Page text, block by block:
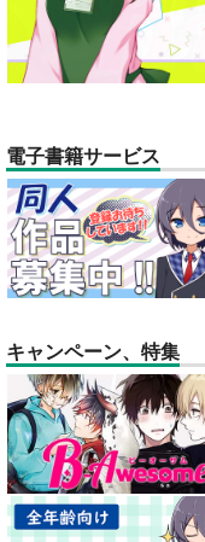
電子書籍サービス
キャンペーン、特集